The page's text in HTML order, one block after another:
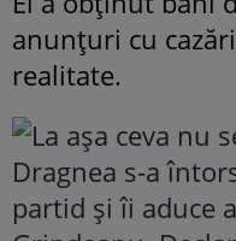
anunțuri cu
realitate.